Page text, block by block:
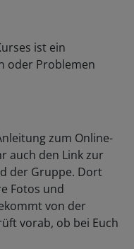
ist ein
oder Problemen
zum Online-
auch den Link zur
der Gruppe. Dort
Fotos und
von der
vorab, ob bei Euch